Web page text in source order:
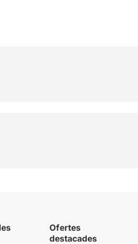
Ofertes
destacades